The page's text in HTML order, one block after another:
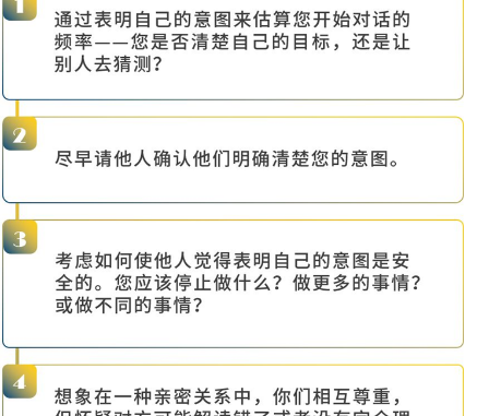
如今，很少有人愿意
们的意图，特别是在
（即使不是相互同意
就成为了一个值得信
《权力原则：荣誉的
Lee ）说： “ 几乎所